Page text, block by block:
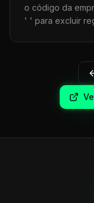
o código da
' ' para excluir